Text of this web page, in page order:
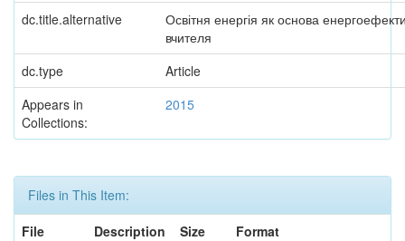
dc.title.alternative
Освітня енергія як основа
вчителя
dc.type
Article
Appears in
Collections:
2015
Files in This Item:
File
Description Size
Format